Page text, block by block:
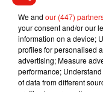
7
Il
We and our (447)
your consent and/or our
information on a device;
profiles for personalised
advertising; Measure
performance;
of data from different